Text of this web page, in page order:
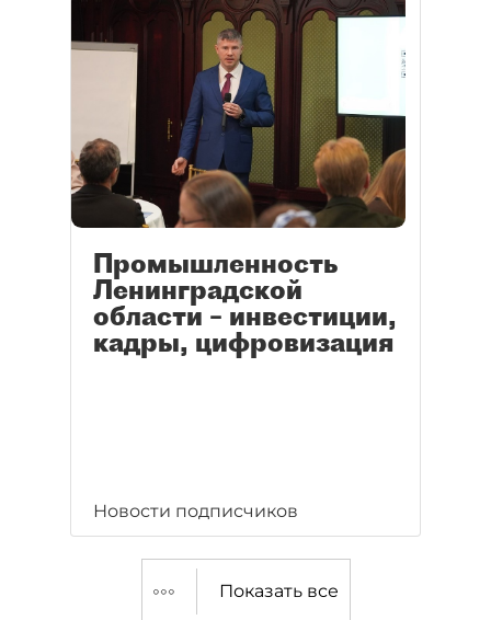
Промышленность
Ленинградской
области – инвестиции,
кадры, цифровизация
Новости подписчиков
Показать все